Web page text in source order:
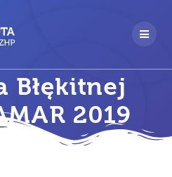
treści
Błękitnej
2019